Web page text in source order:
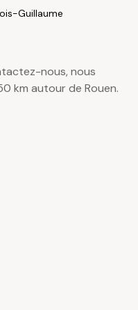
Guillaume
nous, nous
km autour de Rouen.